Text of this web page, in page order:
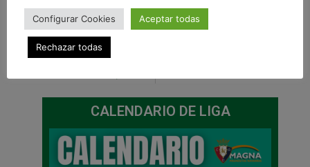
ANTERIOR
CALENDARIO DE LIGA
Configurar Cookies Aceptar todas
Rechazar todas